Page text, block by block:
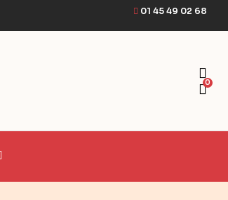
01 45 49 02 68
0